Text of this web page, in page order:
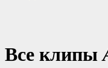
Все клипы